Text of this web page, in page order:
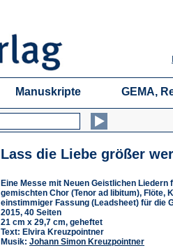
Manuskripte GEMA,
Lass die Liebe größer
Eine Messe mit Neuen Geistlichen
gemischten Chor (Tenor ad libitum), Flöte,
einstimmiger Fassung (Leadsheet) für die
2015, 40 Seiten
21 cm x 29,7 cm, geheftet
Text: Elvira Kreuzpointner
Musik: Johann Simon Kreuzpointner